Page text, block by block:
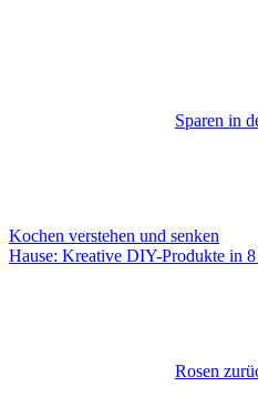
Sparen in
Kochen verstehen und senken
Hause: Kreative DIY-Produkte in 8
Rosen